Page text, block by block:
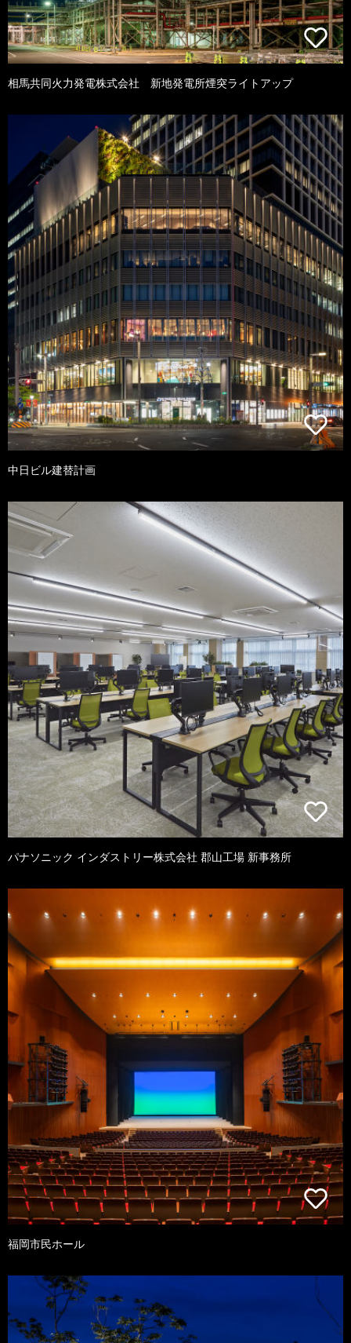
相馬共同火力発電株式会社 新地発電所煙突ライトアップ
中日ビル建替計画
パナソニック インダストリー株式会社 郡山工場 新事務所
福岡市民ホール